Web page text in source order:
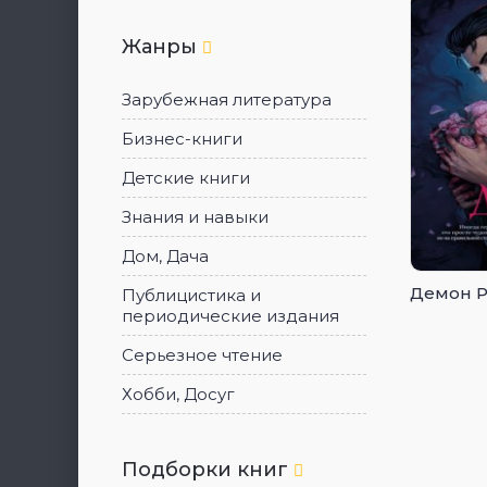
Жанры
Зарубежная литература
Бизнес-книги
Детские книги
Знания и навыки
Дом, Дача
Публицистика и
периодические издания
Серьезное чтение
Хобби, Досуг
Подборки книг
Демон